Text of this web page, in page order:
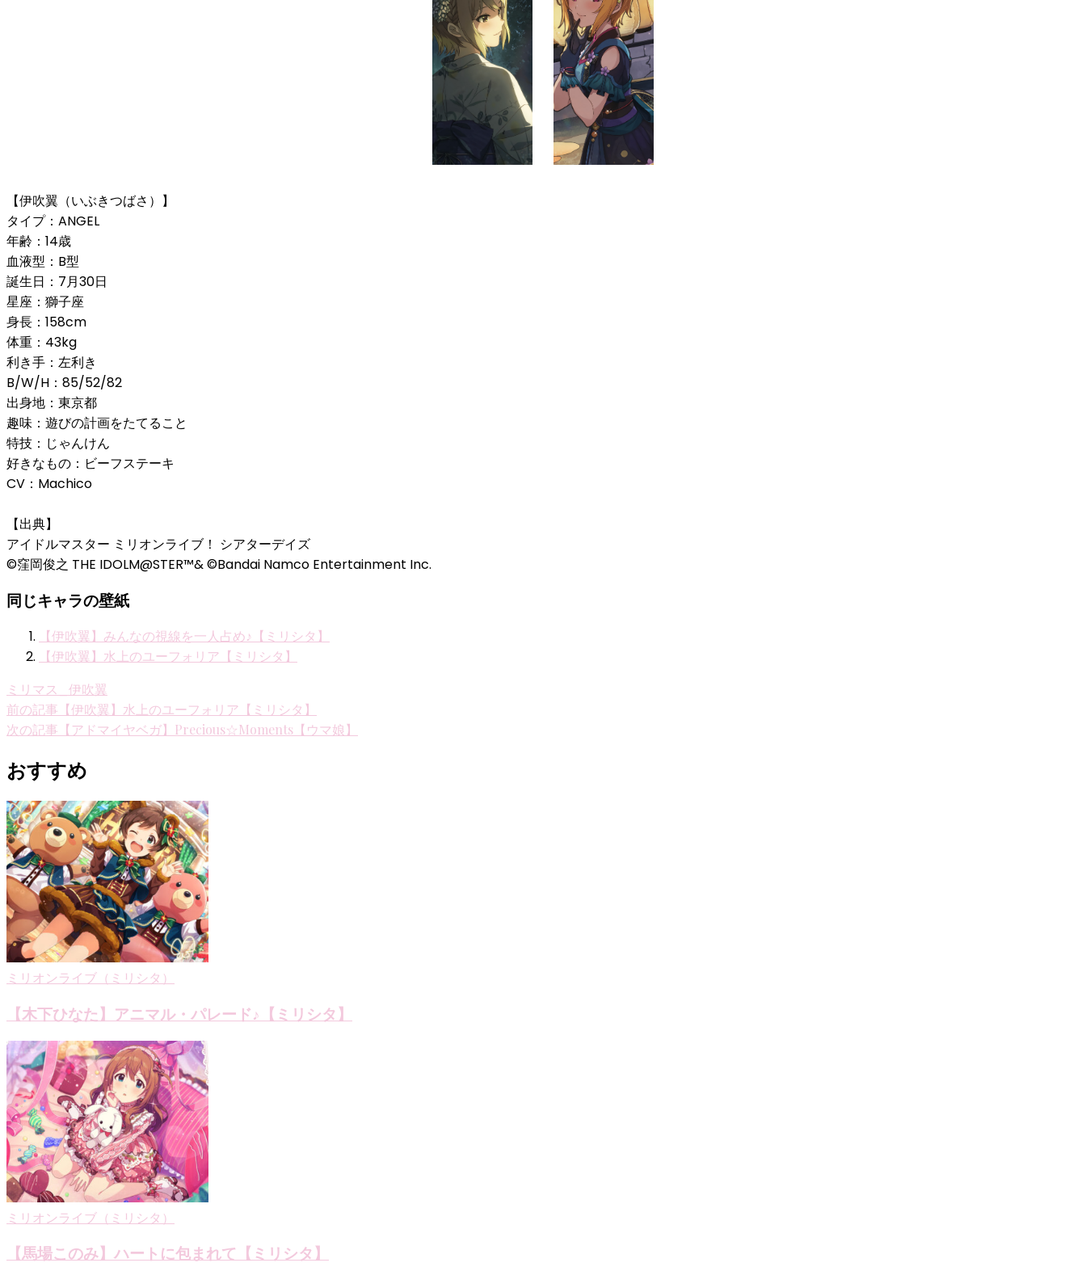
【伊吹翼（いぶきつばさ）】
タイプ：ANGEL
年齢：14歳
血液型：B型
誕生日：7月30日
星座：獅子座
身長：158cm
体重：43kg
利き手：左利き
B/W/H：85/52/82
出身地：東京都
趣味：遊びの計画をたてること
特技：じゃんけん
好きなもの：ビーフステーキ
CV：Machico
【出典】
アイドルマスター ミリオンライブ！ シアターデイズ
©窪岡俊之 THE IDOLM@STER™& ©Bandai Namco Entertainment Inc.
同じキャラの壁紙
【伊吹翼】みんなの視線を一人占め♪【ミリシタ】
【伊吹翼】水上のユーフォリア【ミリシタ】
ミリマス_伊吹翼
投
稿
ナ
ビ
ゲ
ー
シ
ョ
ン
前の記事 【伊吹翼】水上のユーフォリア【ミリシタ】
次の記事 【アドマイヤベガ】Precious☆Moments【ウマ娘】
おすすめ
ミリオンライブ（ミリシタ）
【木下ひなた】アニマル・パレード♪【ミリシタ】
ミリオンライブ（ミリシタ）
【馬場このみ】ハートに包まれて【ミリシタ】